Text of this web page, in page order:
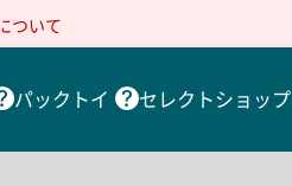
ついて
パックトイ セレクトショップ